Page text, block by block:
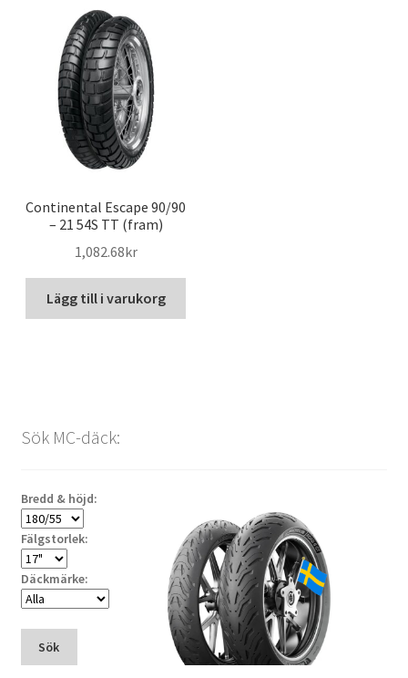
Continental Escape 90/90
– 21 54S TT (fram)
1,082.68kr
Lägg till i varukorg
Sök MC-däck:
Bredd & höjd:
Fälgstorlek:
Däckmärke:
Sök